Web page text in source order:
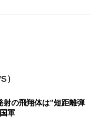
）
射の飛翔体は“短距離弾
軍